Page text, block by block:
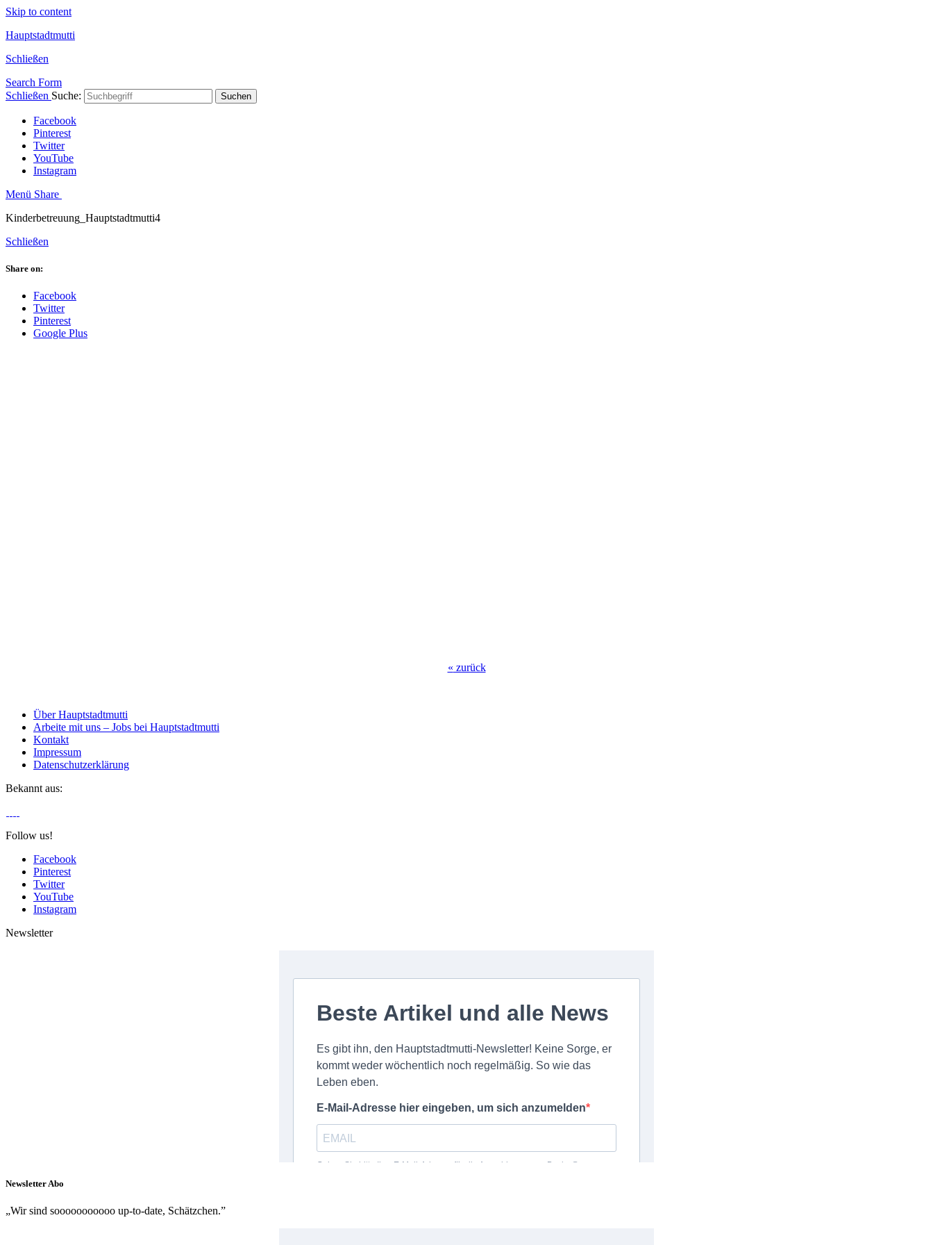
Skip to content
Hauptstadtmutti
Schließen
Search Form
Schließen Suche: Suchen
Facebook
Pinterest
Twitter
YouTube
Instagram
Menü Share
Kinderbetreuung_Hauptstadtmutti4
Schließen
Share on:
Facebook
Twitter
Pinterest
Google Plus
« zurück
Über Hauptstadtmutti
Arbeite mit uns – Jobs bei Hauptstadtmutti
Kontakt
Impressum
Datenschutzerklärung
Bekannt aus:
Follow us!
Facebook
Pinterest
Twitter
YouTube
Instagram
Newsletter
Newsletter Abo
„Wir sind sooooooooooo up-to-date, Schätzchen.”